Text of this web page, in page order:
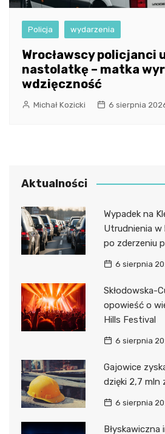
Policja wydarzenia
Wrocławscy policjanci
nastolatkę – matka
wdzięczność
Michał Kozicki 6 sierpnia
Aktualności
Wypadek na
Utrudnienia w
po zderzeniu
6 sierpnia
Skłodowska-
opowieść o
Hills Festival
6 sierpnia
Gajowice
dzięki 2,7 mln
6 sierpnia